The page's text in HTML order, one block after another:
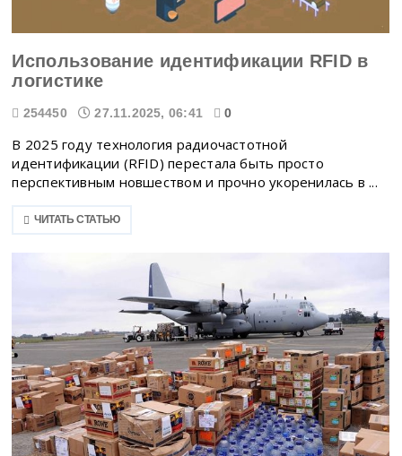
Использование идентификации RFID в
логистике
254450 27.11.2025, 06:41 0
В 2025 году технология радиочастотной
идентификации (RFID) перестала быть просто
перспективным новшеством и прочно укоренилась в ...
ЧИТАТЬ СТАТЬЮ